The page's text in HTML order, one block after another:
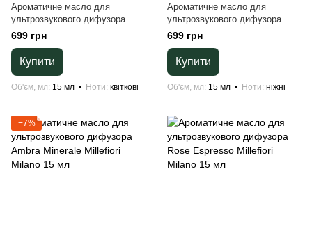
Ароматичне масло для
ультрозвукового дифузора
Crystal Petals Millefiori Milano
699 грн
Купити
Об'єм, мл 15 мл Ноти квіткові
Ароматичне масло для
ультрозвукового дифузора
Ombra Millefiori Milano 15 мл
699 грн
Купити
Об'єм, мл 15 мл Ноти ніжні
−7%